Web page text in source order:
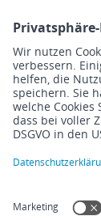
Scopevisio |
für Ihr